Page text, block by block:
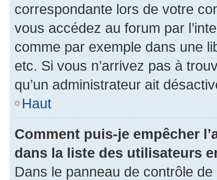
correspondante lors de votre
vous accédez au forum par
comme par exemple dans une
etc. Si vous n’arrivez pas à
qu’un administrateur ait
Haut
Comment puis-je empêcher
dans la liste des utilisateurs
Dans le panneau de contrôle